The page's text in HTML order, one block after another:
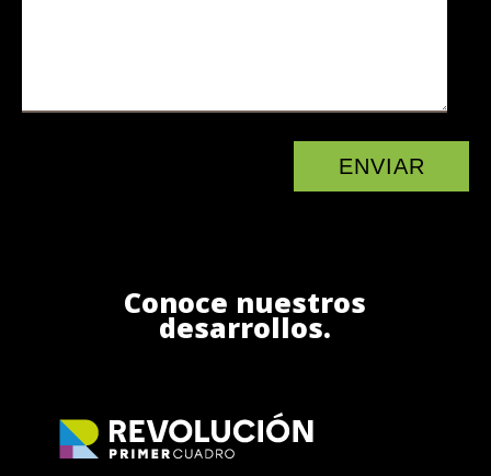
ENVIAR
Conoce nuestros
desarrollos.